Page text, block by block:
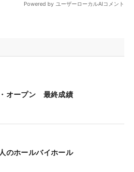
オープン 最終成績
のホールバイホール